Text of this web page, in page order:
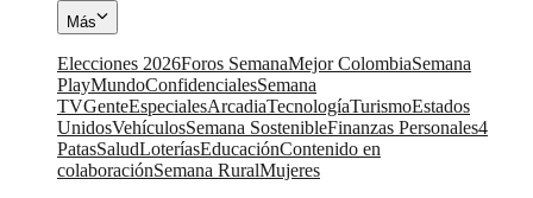
Más
Elecciones 2026Foros SemanaMejor ColombiaSemana
PlayMundoConfidencialesSemana
TVGenteEspecialesArcadiaTecnologíaTurismoEstados
UnidosVehículosSemana SostenibleFinanzas Personales4
PatasSaludLoteríasEducaciónContenido en
colaboraciónSemana RuralMujeres